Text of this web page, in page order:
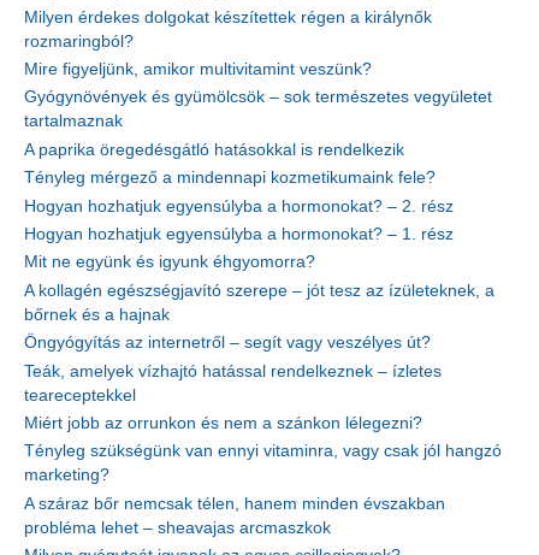
Milyen érdekes dolgokat készítettek régen a királynők
rozmaringból?
Mire figyeljünk, amikor multivitamint veszünk?
Gyógynövények és gyümölcsök – sok természetes vegyületet
tartalmaznak
A paprika öregedésgátló hatásokkal is rendelkezik
Tényleg mérgező a mindennapi kozmetikumaink fele?
Hogyan hozhatjuk egyensúlyba a hormonokat? – 2. rész
Hogyan hozhatjuk egyensúlyba a hormonokat? – 1. rész
Mit ne együnk és igyunk éhgyomorra?
A kollagén egészségjavító szerepe – jót tesz az ízületeknek, a
bőrnek és a hajnak
Öngyógyítás az internetről – segít vagy veszélyes út?
Teák, amelyek vízhajtó hatással rendelkeznek – ízletes
teareceptekkel
Miért jobb az orrunkon és nem a szánkon lélegezni?
Tényleg szükségünk van ennyi vitaminra, vagy csak jól hangzó
marketing?
A száraz bőr nemcsak télen, hanem minden évszakban
probléma lehet – sheavajas arcmaszkok